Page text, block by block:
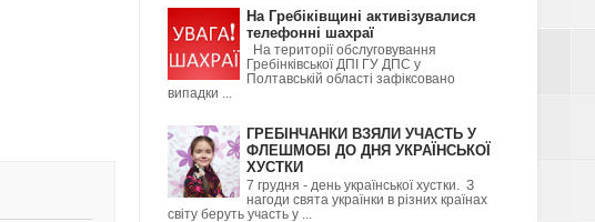
На Гребіківщині активізувалися
телефонні шахраї
На території обслуговування
Гребінківської ДПІ ГУ ДПС у
Полтавській області зафіксовано
випадки ...
ГРЕБІНЧАНКИ ВЗЯЛИ УЧАСТЬ У
ФЛЕШМОБІ ДО ДНЯ УКРАЇНСЬКОЇ
ХУСТКИ
7 грудня - день української хустки. З
нагоди свята українки в різних країнах
світу беруть участь у ...